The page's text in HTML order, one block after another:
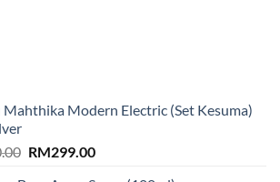
Mahthika Modern Electric (Set Kesuma)
Original
RM299.00Current